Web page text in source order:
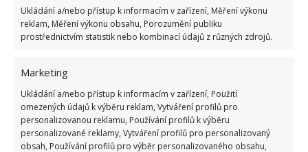
Ukládání a/nebo přístup k informacím v zařízení, Měření výkonu
reklam, Měření výkonu obsahu, Porozumění publiku
prostřednictvím statistik nebo kombinací údajů z různých zdrojů.
Marketing
Ukládání a/nebo přístup k informacím v zařízení, Použití
omezených údajů k výběru reklam, Vytváření profilů pro
personalizovanou reklamu, Používání profilů k výběru
personalizované reklamy, Vytváření profilů pro personalizovaný
obsah, Používání profilů pro výběr personalizovaného obsahu,
chalupy Dády Patrasovéa Felixe Slováčka.